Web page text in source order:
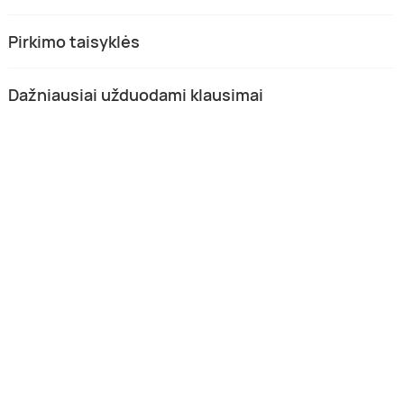
Pirkimo taisyklės
Dažniausiai užduodami klausimai